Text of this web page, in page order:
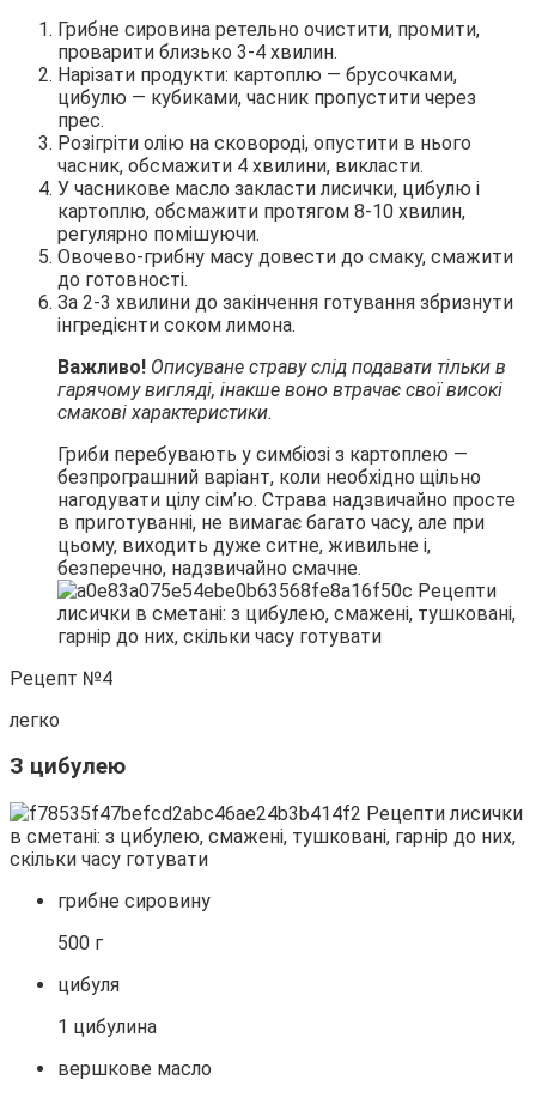
Грибне сировина ретельно очистити, промити,
проварити близько 3-4 хвилин.
Нарізати продукти: картоплю — брусочками,
цибулю — кубиками, часник пропустити через
прес.
Розігріти олію на сковороді, опустити в нього
часник, обсмажити 4 хвилини, викласти.
У часникове масло закласти лисички, цибулю і
картоплю, обсмажити протягом 8-10 хвилин,
регулярно помішуючи.
Овочево-грибну масу довести до смаку, смажити
до готовності.
За 2-3 хвилини до закінчення готування збризнути
інгредієнти соком лимона.
Важливо! Описуване страву слід подавати тільки в
гарячому вигляді, інакше воно втрачає свої високі
смакові характеристики.
Гриби перебувають у симбіозі з картоплею —
безпрограшний варіант, коли необхідно щільно
нагодувати цілу сім’ю. Страва надзвичайно просте
в приготуванні, не вимагає багато часу, але при
цьому, виходить дуже ситне, живильне і,
безперечно, надзвичайно смачне.
Рецепт №4
легко
З цибулею
грибне сировину
500 г
цибуля
1 цибулина
вершкове масло